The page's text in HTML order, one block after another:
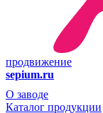
продвижение
sepium.ru
О заводе
Каталог продукции